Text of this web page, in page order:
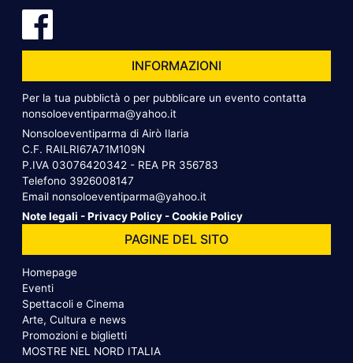
INFORMAZIONI
Per la tua pubblictà o per pubblicare un evento contatta
nonsoloeventiparma@yahoo.it
Nonsoloeventiparma di Airò Ilaria
C.F. RAILRI67A71M109N
P.IVA 03076420342 - REA PR 356783
Telefono 3926008147
Email nonsoloeventiparma@yahoo.it
Note legali -Privacy Policy -Cookie Policy
PAGINE DEL SITO
Homepage
Eventi
Spettacoli e Cinema
Arte, Cultura e news
Promozioni e biglietti
MOSTRE NEL NORD ITALIA